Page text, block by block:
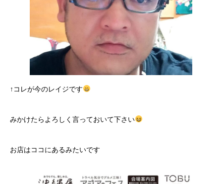
↑コレが今のレイジです
みかけたらよろしく言っておいて下さい
お店はココにあるみたいです